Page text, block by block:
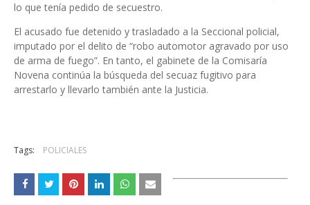
lo que tenía pedido de secuestro.
El acusado fue detenido y trasladado a la Seccional policial,
imputado por el delito de “robo automotor agravado por uso
de arma de fuego”. En tanto, el gabinete de la Comisaría
Novena continúa la búsqueda del secuaz fugitivo para
arrestarlo y llevarlo también ante la Justicia.
Tags: POLICIALES